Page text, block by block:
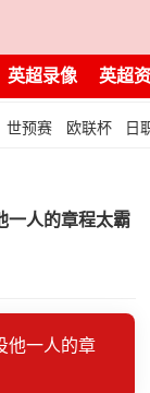
英超录像 英超
世预赛 欧联杯 日
一人的章程太霸
他一人的章